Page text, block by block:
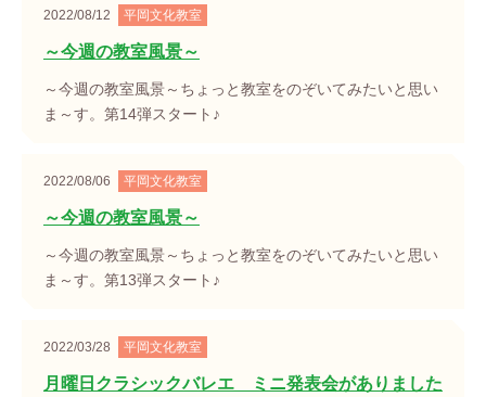
2022/08/12 平岡文化教室
～今週の教室風景～
～今週の教室風景～ちょっと教室をのぞいてみたいと思い
ま～す。第14弾スタート♪
2022/08/06 平岡文化教室
～今週の教室風景～
～今週の教室風景～ちょっと教室をのぞいてみたいと思い
ま～す。第13弾スタート♪
2022/03/28 平岡文化教室
月曜日クラシックバレエ ミニ発表会がありました